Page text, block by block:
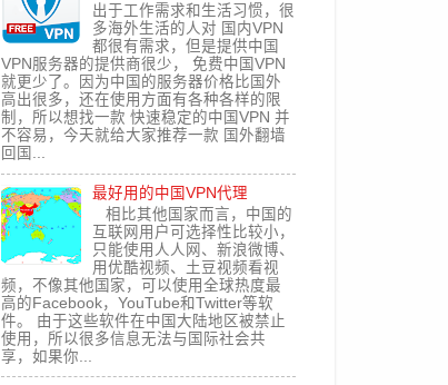
出于工作需求和生活习惯，很
多海外生活的人对 国内VPN
都很有需求，但是提供中国
VPN服务器的提供商很少， 免费中国VPN
就更少了。因为中国的服务器价格比国外
高出很多，还在使用方面有各种各样的限
制，所以想找一款 快速稳定的中国VPN 并
不容易，今天就给大家推荐一款 国外翻墙
回国...
最好用的中国VPN代理
相比其他国家而言，中国的
互联网用户可选择性比较小，
只能使用人人网、新浪微博、
用优酷视频、土豆视频看视
频，不像其他国家，可以使用全球热度最
高的Facebook，YouTube和Twitter等软
件。 由于这些软件在中国大陆地区被禁止
使用，所以很多信息无法与国际社会共
享，如果你...